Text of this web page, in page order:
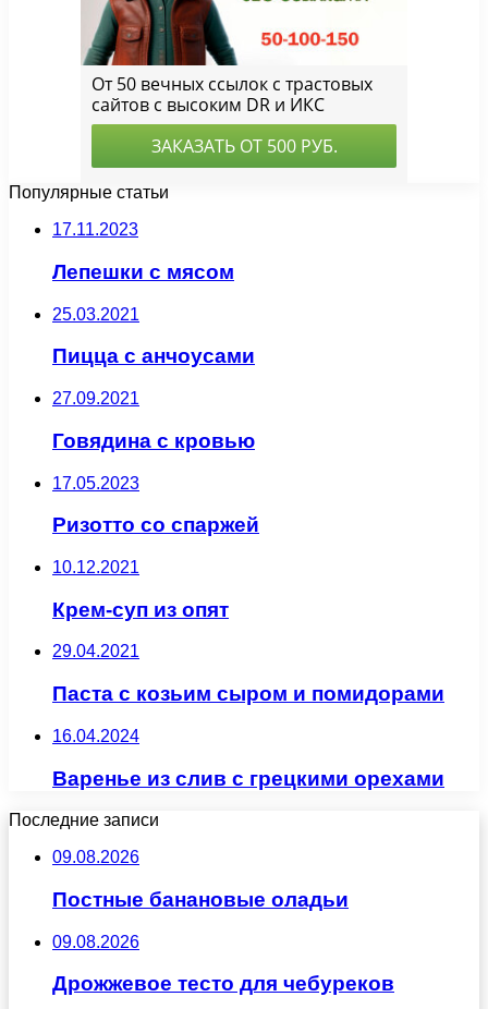
Популярные статьи
17.11.2023
Лепешки с мясом
25.03.2021
Пицца с анчоусами
27.09.2021
Говядина с кровью
17.05.2023
Ризотто со спаржей
10.12.2021
Крем-суп из опят
29.04.2021
Паста с козьим сыром и помидорами
16.04.2024
Варенье из слив с грецкими орехами
Последние записи
09.08.2026
Постные банановые оладьи
09.08.2026
Дрожжевое тесто для чебуреков